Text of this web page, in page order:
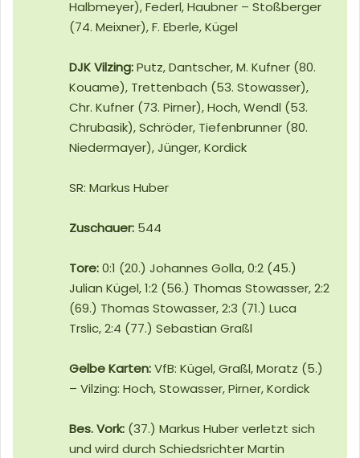
Halbmeyer), Federl, Haubner – Stoßberger
(74. Meixner), F. Eberle, Kügel
DJK Vilzing:Putz, Dantscher, M. Kufner (80.
Kouame), Trettenbach (53. Stowasser),
Chr. Kufner (73. Pirner), Hoch, Wendl (53.
Chrubasik), Schröder, Tiefenbrunner (80.
Niedermayer), Jünger, Kordick
SR: Markus Huber
Zuschauer: 544
Tore:0:1 (20.) Johannes Golla, 0:2 (45.)
Julian Kügel, 1:2 (56.) Thomas Stowasser, 2:2
(69.) Thomas Stowasser, 2:3 (71.) Luca
Trslic, 2:4 (77.) Sebastian Graßl
Gelbe Karten:VfB: Kügel, Graßl, Moratz (5.)
– Vilzing: Hoch, Stowasser, Pirner, Kordick
Bes. Vork: (37.) Markus Huber verletzt sich
und wird durch Schiedsrichter Martin